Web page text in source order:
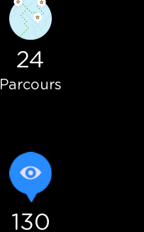
24
Parcours
130